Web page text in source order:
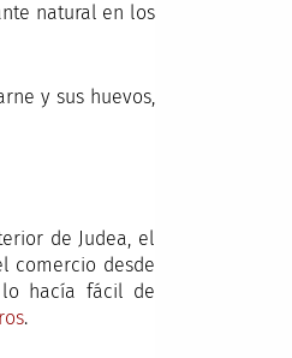
natural en los
y sus huevos,
de Judea, el
comercio desde
lo hacía fácil de
.